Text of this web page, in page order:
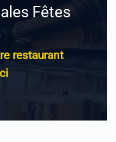
Fêtes
restaurant